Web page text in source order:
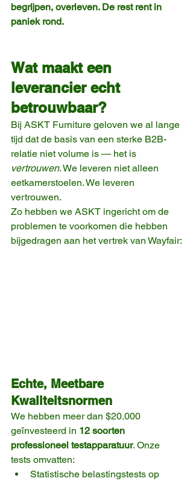
begrijpen, overleven. De rest rent in
paniek rond.
Wat maakt een
leverancier echt
betrouwbaar?
Bij ASKT Furniture geloven we al lange
tijd dat de basis van een sterke B2B-
relatie niet volume is — het is
vertrouwen. We leveren niet alleen
eetkamerstoelen. We leveren
vertrouwen.
Zo hebben we ASKT ingericht om de
problemen te voorkomen die hebben
bijgedragen aan het vertrek van Wayfair:
Echte, Meetbare
Kwaliteitsnormen
We hebben meer dan $20.000
geïnvesteerd in 12 soorten
professioneel testapparatuur. Onze
tests omvatten:
Statistische belastingstests op